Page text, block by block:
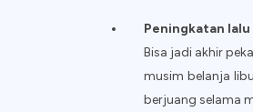
Peningkatan
Bisa jadi akhir
musim belanja
berjuang selama